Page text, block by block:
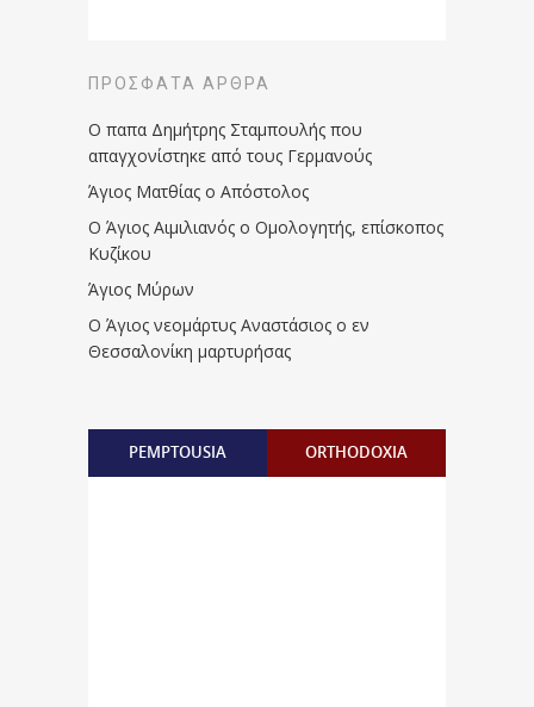
ΠΡΌΣΦΑΤΑ ΆΡΘΡΑ
Ο παπα Δημήτρης Σταμπουλής που
απαγχονίστηκε από τους Γερμανούς
Άγιος Ματθίας ο Απόστολος
Ο Άγιος Αιμιλιανός ο Ομολογητής, επίσκοπος
Κυζίκου
Άγιος Μύρων
Ο Άγιος νεομάρτυς Αναστάσιος ο εν
Θεσσαλονίκη μαρτυρήσας
PEMPTOUSIA ORTHODOXIA